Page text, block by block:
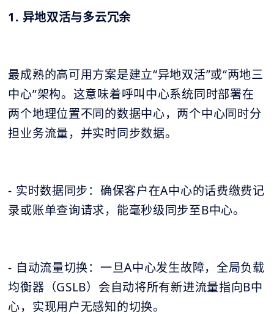
1. 异地双活与多云冗余
最成熟的高可用方案是建立“异地双活”或“两地三
中心”架构。这意味着呼叫中心系统同时部署在
两个地理位置不同的数据中心，两个中心同时分
担业务流量，并实时同步数据。
- 实时数据同步：确保客户在A中心的话费缴费记
录或账单查询请求，能毫秒级同步至B中心。
- 自动流量切换：一旦A中心发生故障，全局负载
均衡器（GSLB）会自动将所有新进流量指向B中
心，实现用户无感知的切换。